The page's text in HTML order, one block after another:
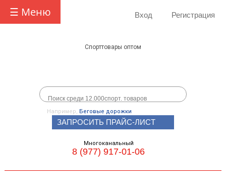
☰ Меню Вход Регистрация
Спорттовары оптом
Например, Беговые дорожки
ЗАПРОСИТЬ ПРАЙС-ЛИСТ
Многоканальный
8 (977) 917-01-06